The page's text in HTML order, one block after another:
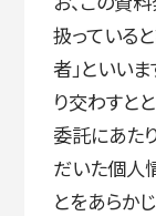
高校生・受
卒業生の方
扱っている
者」といい
り交わすと
委託にあた
だいた個人
とをあらか